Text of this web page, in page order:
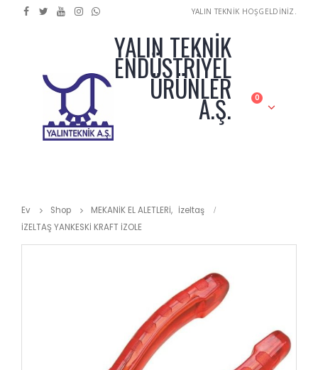
YALIN TEKNİK HOŞGELDİNİZ.
YALIN TEKNİK
ENDÜSTRİYEL
ÜRÜNLER
A.Ş. 0
Ev Shop MEKANİK EL ALETLERİ, İzeltaş
İZELTAŞ YANKESKİ KRAFT İZOLE